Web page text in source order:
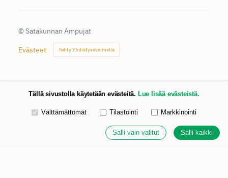
© Satakunnan Ampujat
Evästeet Tehty Yhdistysavaimella
Tällä sivustolla käytetään evästeitä. Lue lisää evästeistä.
Valitse käytettävät evästeet
Välttämättömät Tilastointi Markkinointi
Salli vain valitut Salli kaikki